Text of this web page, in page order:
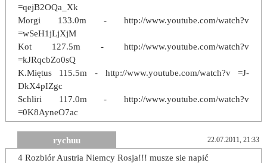
=qejB2OQa_Xk
Morgi 133.0m - http://www.youtube.com/watch?v
=wSeH1jLjXjM
Kot 127.5m - http://www.youtube.com/watch?v
=kJRqcbZo0sQ
K.Miętus 115.5m - http://www.youtube.com/watch?v =J-
DkX4pIZgc
Schliri 117.0m - http://www.youtube.com/watch?v
=0K8AyneO7ac
rychuu 22.07.2011, 21:33
4 Rozbiór Austria Niemcy Rosja!!! musze sie napić